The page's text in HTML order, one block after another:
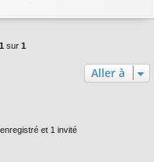
1 sur 1
Aller à
et 1 invité